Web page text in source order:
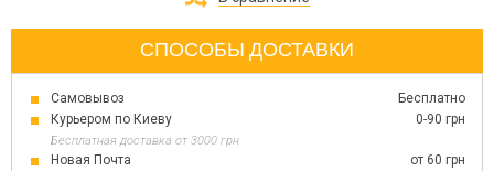
СПОСОБЫ ДОСТАВКИ
Самовывоз
Бесплатно
Курьером по Киеву
0-90 грн
Бесплатная доставка от 3000 грн
Новая Почта
от 60 грн